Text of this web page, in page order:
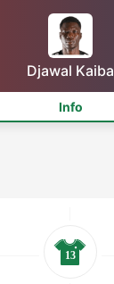
Djawal Kaiba
Info
13